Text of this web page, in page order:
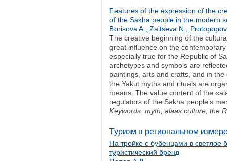
Features of the expression of the
of the Sakha people in the modern
Borisova A., Zaitseva N.,
The creative beginning of the
great influence on the
especially true for the Republic of
archetypes and symbols are
paintings, arts and crafts, and in
the Yakut myths and rituals are
means. The value content of the
regulators of the Sakha people’s
Keywords: myth, alaas culture, the
Туризм в региональном
На тройке с бубенцами в светлое
туристический бренд